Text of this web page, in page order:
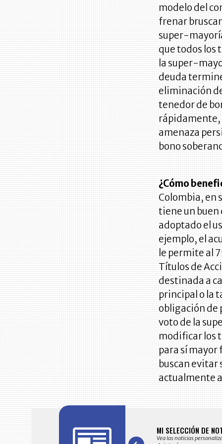
modelo del
frenar
super-
que todos los
la super-
deuda
eliminación
tenedor de
rápidamente,
amenaza
bono
¿Cómo
Colombia, en
tiene un
adoptado el
ejemplo, el
le permite al
Títulos de
destinada a
principal o la
obligación de
voto de la
modificar los
para sí
buscan evitar
actualmente
en su correo electrónico las noticias seleccionadas por nuestro
MI SELECCIÓN DE
Vea las noticias